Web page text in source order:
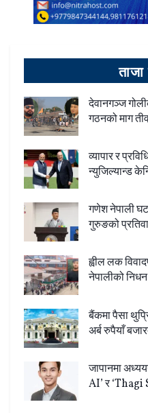
देवानगञ्ज
गठनको माग
व्यापार र
न्युजिल्यान्ड
गणेश नेपाली
गुरुङको
ह्वील लक
नेपालीको निधन
बैंकमा पैसा
अर्ब रुपैयाँ
जापानमा
AI’ र ‘Thagi